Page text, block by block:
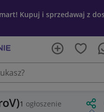
Kupuj i sprzedawaj z
1 ogłoszenie